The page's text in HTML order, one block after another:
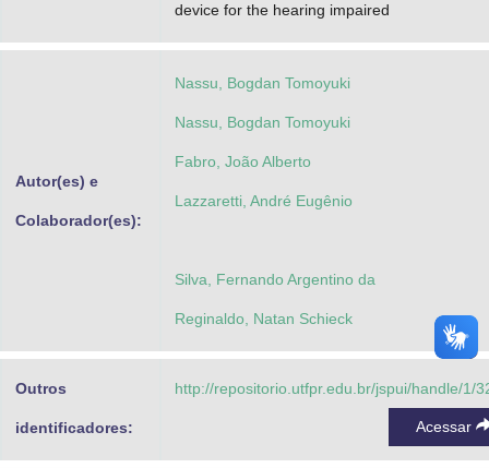
device for the hearing impaired
Autor(es) e
Colaborador(es):
Nassu, Bogdan Tomoyuki
Nassu, Bogdan Tomoyuki
Fabro, João Alberto
Lazzaretti, André Eugênio
Silva, Fernando Argentino da
Reginaldo, Natan Schieck
Outros
identificadores:
http://repositorio.utfpr.edu.br/jspui/handle/1/
Acessar